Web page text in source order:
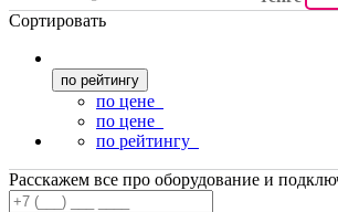
Сортировать
по рейтингу
по цене
по цене
по рейтингу
Расскажем все про оборудование и